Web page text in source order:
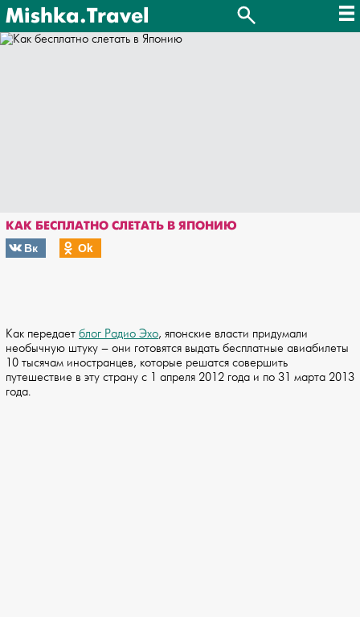
Mishka.Travel
КАК БЕСПЛАТНО СЛЕТАТЬ В ЯПОНИЮ
Вк
Оk
Как передает блог Радио Эхо, японские власти придумали
необычную штуку – они готовятся выдать бесплатные авиабилеты
10 тысячам иностранцев, которые решатся совершить
путешествие в эту страну с 1 апреля 2012 года и по 31 марта 2013
года.